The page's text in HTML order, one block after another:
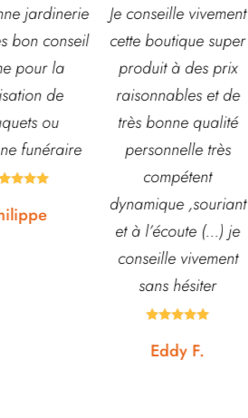
vivement
super
à des prix
et de
qualité
très
,souriant
(...) je
Toujours un bonheur
dans cette jardinerie,
beaucoup de choix et
de plus de la qualité
et pas forcément des
prix excessifs.
Excellents conseils.
Encore bravo à tous

Charlotte W.